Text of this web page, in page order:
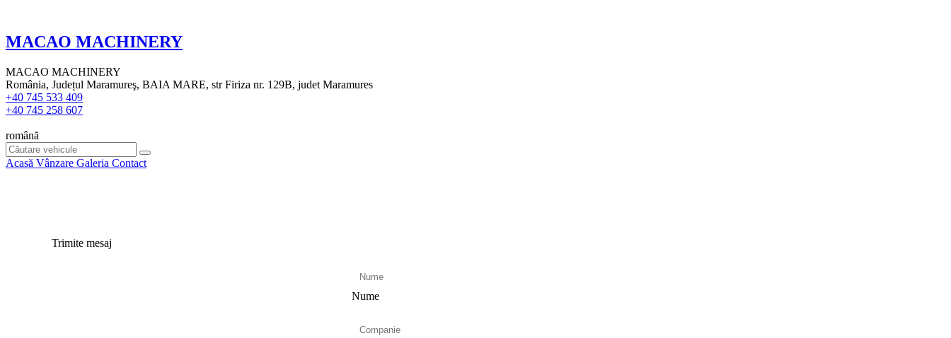
MACAO MACHINERY
MACAO MACHINERY
România, Județul Maramureş, BAIA MARE, str Firiza nr. 129B, judet Maramures
+40 745 533 409
+40 745 258 607
română
Acasă Vânzare Galeria Contact
Trimite mesaj
Nume